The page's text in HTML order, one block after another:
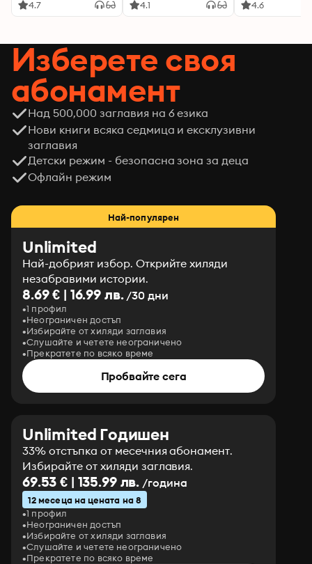
4.7 4.1 4.6
Изберете своя
абонамент
Над 500,000 заглавия на 6 езика
Нови книги всяка седмица и ексклузивни
заглавия
Детски режим - безопасна зона за деца
Офлайн режим
Най-популярен
Unlimited
Най-добрият избор. Открийте хиляди
незабравими истории.
8.69 € | 16.99 лв./30 дни
1 профил
Неограничен достъп
Избирайте от хиляди заглавия
Слушайте и четете неограничено
Прекратете по всяко време
Пробвайте сега
Unlimited Годишен
33% отстъпка от месечния абонамент.
Избирайте от хиляди заглавия.
69.53 € | 135.99 лв. /година
12 месеца на цената на 8
1 профил
Неограничен достъп
Избирайте от хиляди заглавия
Слушайте и четете неограничено
Прекратете по всяко време